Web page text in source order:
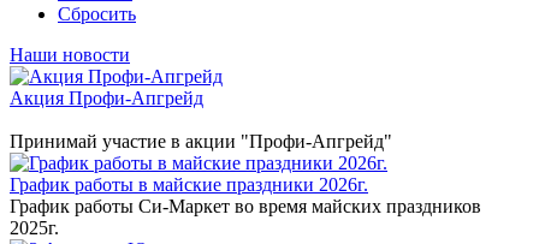
Сбросить
Наши новости
Акция Профи-Апгрейд
Принимай участие в акции "Профи-Апгрейд"
График работы в майские праздники 2026г.
График работы Си-Маркет во время майских праздников
2025г.